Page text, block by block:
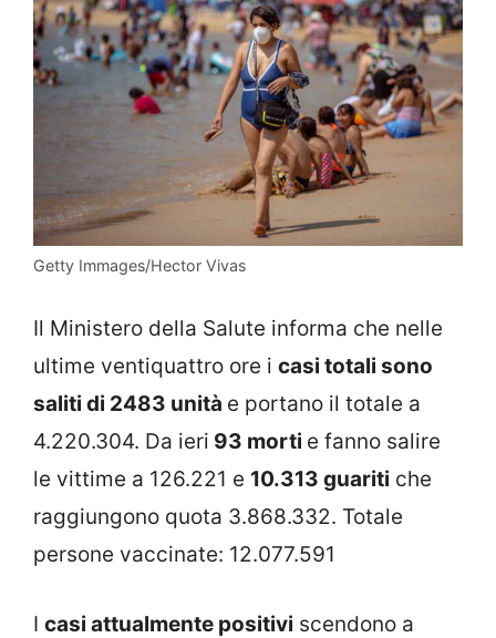
Getty Immages/Hector Vivas
Il Ministero della Salute informa che nelle
ultime ventiquattro ore i casi totali sono
saliti di 2483 unità e portano il totale a
4.220.304. Da ieri 93 morti e fanno salire
le vittime a 126.221 e 10.313 guariti che
raggiungono quota 3.868.332. Totale
persone vaccinate: 12.077.591
I casi attualmente positivi scendono a